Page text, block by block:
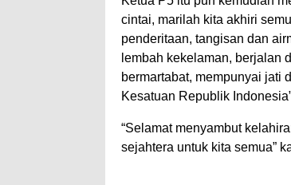
cintai, marilah kita akhiri
penderitaan, tangisan dan
lembah kekelaman, berjalan
bermartabat, mempunyai jati
Kesatuan Republik
“Selamat menyambut
sejahtera untuk kita semua”